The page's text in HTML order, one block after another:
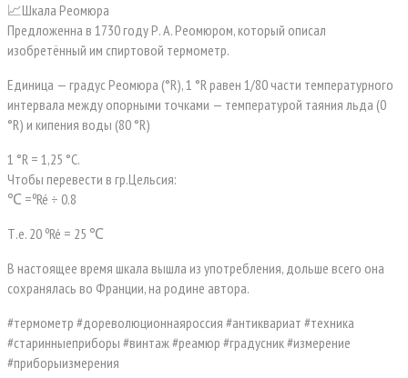
📈Шкала Реомюра
Предложенна в 1730 году Р. А. Реомюром, который описал
изобретённый им спиртовой термометр.
Единица — градус Реомюра (°R), 1 °R равен 1/80 части температурного
интервала между опорными точками — температурой таяния льда (0
°R) и кипения воды (80 °R)
1 °R = 1,25 °C.
Чтобы перевести в гр.Цельсия:
℃ =ºRé ÷ 0.8
Т.е. 20 ºRé = 25 ℃
В настоящее время шкала вышла из употребления, дольше всего она
сохранялась во Франции, на родине автора.
#термометр #дореволюционнаяроссия #антиквариат #техника
#старинныеприборы #винтаж #реамюр #градусник #измерение
#приборыизмерения